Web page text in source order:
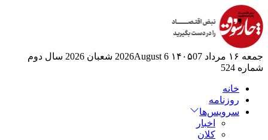
جمعه ۱۶ مرداد ۱۴۰۵ 07 2026August 6 شعبان 2026
سال دوم
شماره 524
خانه
روزنامه
سرویس‌ها
اخبار
کلان